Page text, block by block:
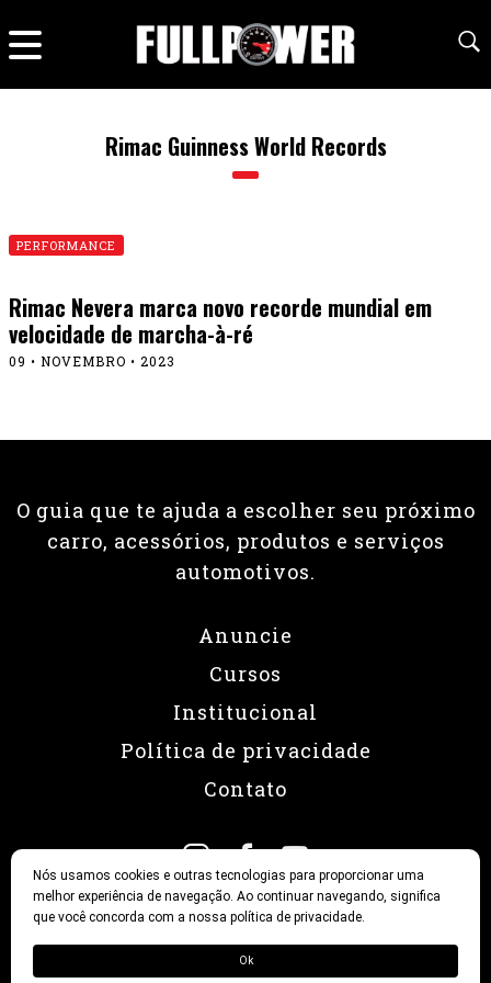
Rimac Guinness World Records
PERFORMANCE
Rimac Nevera marca novo recorde mundial em
velocidade de marcha-à-ré
09 • NOVEMBRO • 2023
O guia que te ajuda a escolher seu próximo
carro, acessórios, produtos e serviços
automotivos.
Anuncie
Cursos
Institucional
Política de privacidade
Contato
Nós usamos cookies e outras tecnologias para proporcionar uma
melhor experiência de navegação. Ao continuar navegando, significa
que você concorda com a nossa política de privacidade.
Ok